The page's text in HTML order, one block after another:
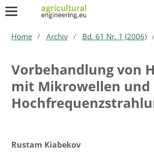
Home / Archiv / Bd. 61 Nr. 1 (2006)
Vorbehandlung von
mit Mikrowellen und
Rustam Kiabekov